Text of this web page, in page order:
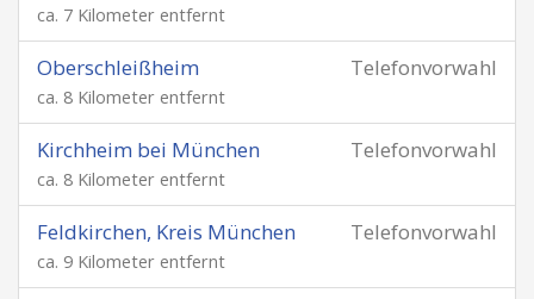
ca. 7 Kilometer entfernt
Telefonvorwahl
Oberschleißheim
ca. 8 Kilometer entfernt
Telefonvorwahl
Kirchheim bei München
ca. 8 Kilometer entfernt
Telefonvorwahl
Feldkirchen, Kreis München
ca. 9 Kilometer entfernt